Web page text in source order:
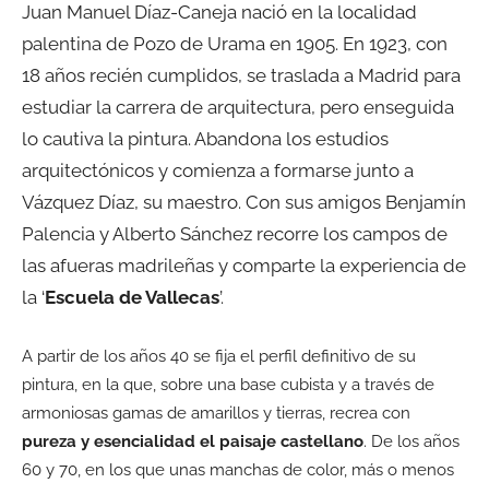
Juan Manuel Díaz-Caneja nació en la localidad
palentina de Pozo de Urama en 1905. En 1923, con
18 años recién cumplidos, se traslada a Madrid para
estudiar la carrera de arquitectura, pero enseguida
lo cautiva la pintura. Abandona los estudios
arquitectónicos y comienza a formarse junto a
Vázquez Díaz, su maestro. Con sus amigos Benjamín
Palencia y Alberto Sánchez recorre los campos de
las afueras madrileñas y comparte la experiencia de
la ‘Escuela de Vallecas’.
A partir de los años 40 se fija el perfil definitivo de su
pintura, en la que, sobre una base cubista y a través de
armoniosas gamas de amarillos y tierras, recrea con
pureza y esencialidad el paisaje castellano. De los años
60 y 70, en los que unas manchas de color, más o menos